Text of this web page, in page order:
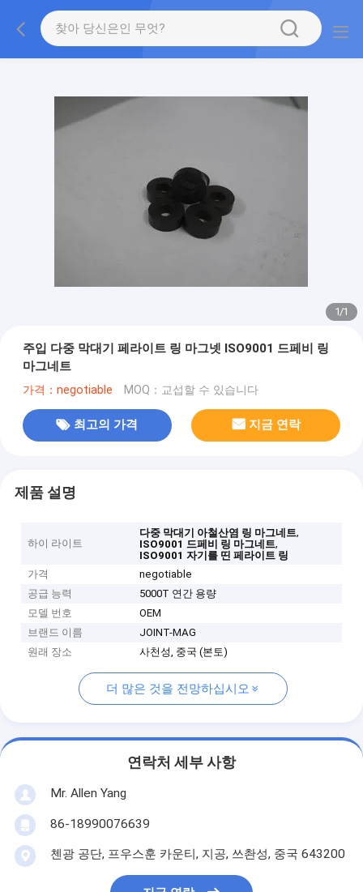
1/1
주입 다중 막대기 페라이트 링 마그넷 ISO9001 드페비 링
마그네트
가격：negotiable MOQ：교섭할 수 있습니다
최고의 가격 지금 연락
제품 설명
하이 라이트
다중 막대기 아철산염 링 마그네트,
ISO9001 드페비 링 마그네트,
ISO9001 자기를 띤 페라이트 링
가격
negotiable
공급 능력
5000T 연간 용량
모델 번호
OEM
브랜드 이름
JOINT-MAG
원래 장소
사천성, 중국 (본토)
더 많은 것을 전망하십시오
연락처 세부 사항
Mr. Allen Yang
86-18990076639
첸광 공단, 프우스훈 카운티, 지공, 쓰촨성, 중국 643200